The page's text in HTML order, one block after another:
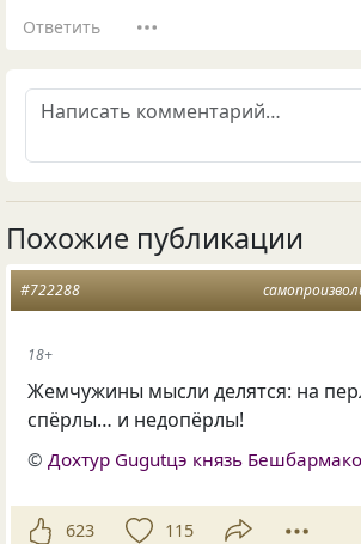
Ответить
Похожие публикации
#722288
18+
Жемчужины мысли делятся: на
спёрлы… и недопёрлы!
©Дохтур Gugutцэ князь
623 115